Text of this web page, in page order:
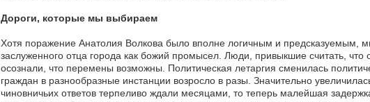
Дороги, которые мы выбираем
Хотя поражение Анатолия Волкова было вполне логичным и предсказуемым,
заслуженного отца города как божий промысел. Люди, привыкшие считать, что
осознали, что перемены возможны. Политическая летаргия сменилась
граждан в разнообразные инстанции возросло в разы. Значительно
чиновничьих ответов терпеливо ждали месяцами, то теперь малейшая